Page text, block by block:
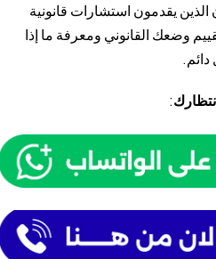
يقدمون استشارات قانونية
وضعك القانوني ومعرفة ما إذا
: